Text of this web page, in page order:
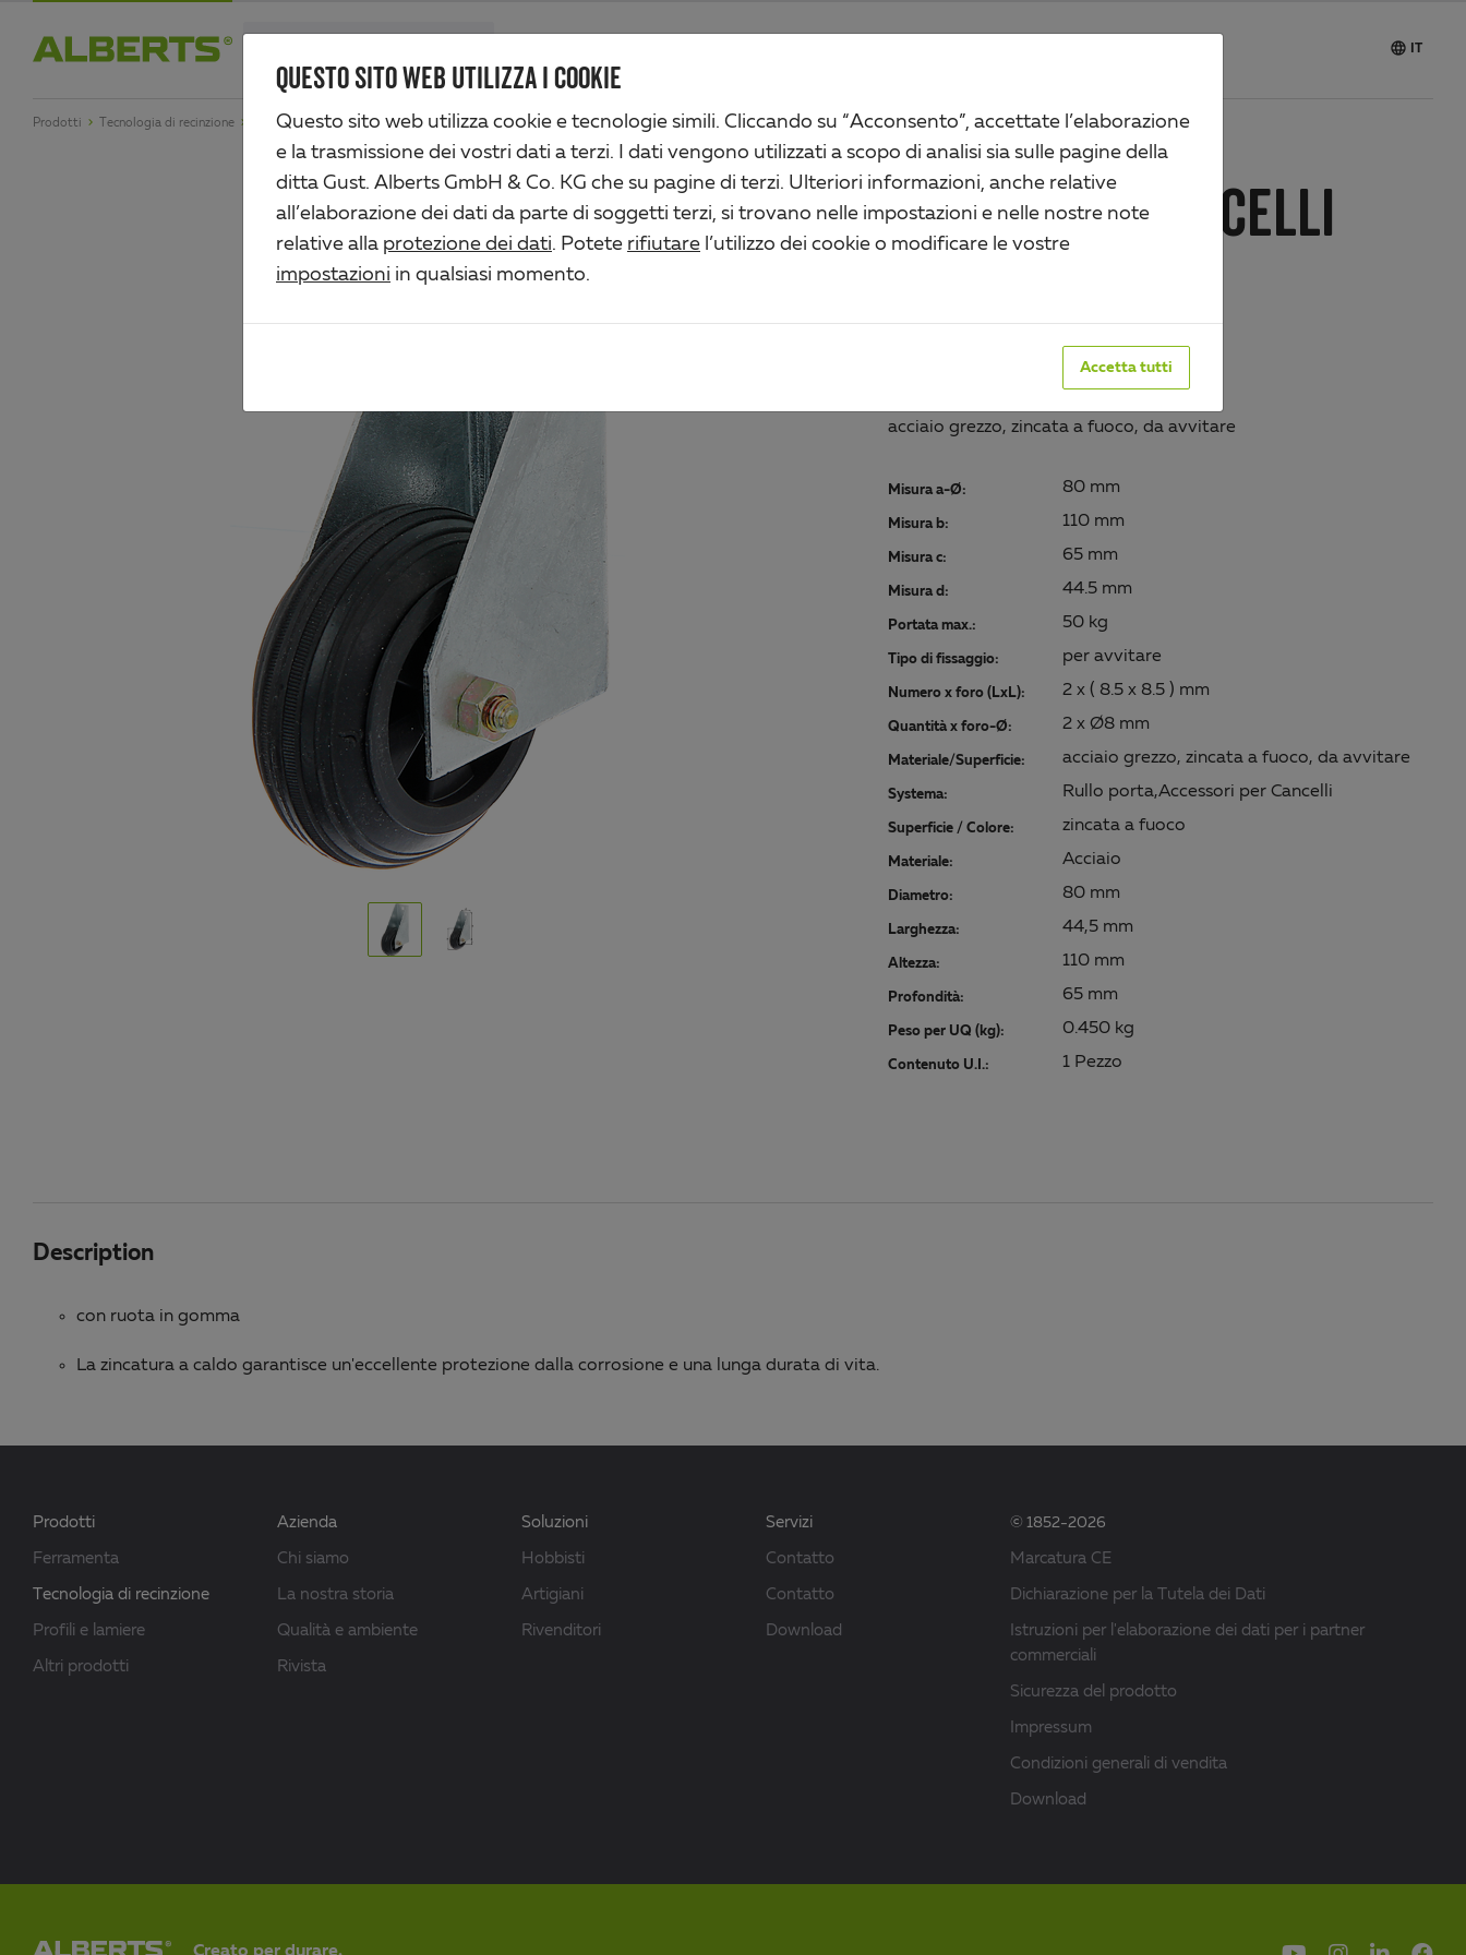
QUESTO SITO WEB UTILIZZA I COOKIE
Questo sito web utilizza cookie e tecnologie simili. Cliccando su “Acconsento”, accettate l’elaborazione
e la trasmissione dei vostri dati a terzi. I dati vengono utilizzati a scopo di analisi sia sulle pagine della
ditta Gust. Alberts GmbH & Co. KG che su pagine di terzi. Ulteriori informazioni, anche relative
all’elaborazione dei dati da parte di soggetti terzi, si trovano nelle impostazioni e nelle nostre note
relative alla protezione dei dati. Potete rifiutare l’utilizzo dei cookie o modificare le vostre
impostazioni in qualsiasi momento.
Accetta tutti
 IT
Prodotti Tecnologia di recinzione Ferramenta per cancelli in legno Ruota per cancelli pesanti
RUOTA PER CANCELLI
acciaio grezzo, zincata a fuoco, da avvitare
Misura a-Ø: 80 mm
Misura b: 110 mm
Misura c: 65 mm
Misura d: 44.5 mm
Portata max.: 50 kg
Tipo di fissaggio: per avvitare
Numero x foro (LxL): 2 x ( 8.5 x 8.5 ) mm
Quantità x foro-Ø: 2 x Ø8 mm
Materiale/Superficie: acciaio grezzo, zincata a fuoco, da avvitare
Systema: Rullo porta,Accessori per Cancelli
Superficie / Colore: zincata a fuoco
Materiale: Acciaio
Diametro: 80 mm
Larghezza: 44,5 mm
Altezza: 110 mm
Profondità: 65 mm
Peso per UQ (kg): 0.450 kg
Contenuto U.I.: 1 Pezzo
Description
con ruota in gomma
La zincatura a caldo garantisce un'eccellente protezione dalla corrosione e una lunga durata di vita.
Prodotti
Ferramenta
Tecnologia di recinzione
Profili e lamiere
Altri prodotti
Azienda
Chi siamo
La nostra storia
Qualità e ambiente
Rivista
Soluzioni
Hobbisti
Artigiani
Rivenditori
Servizi
Contatto
Contatto
Download
© 1852-2026
Marcatura CE
Dichiarazione per la Tutela dei Dati
Istruzioni per l'elaborazione dei dati per i partner
commerciali
Sicurezza del prodotto
Impressum
Condizioni generali di vendita
Download